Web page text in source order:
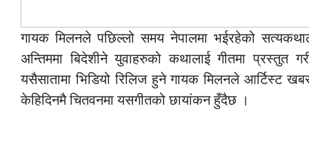
गायक मिलनले पछिल्लो समय नेपालमा भईरहेको
अन्तिममा बिदेशीने युवाहरुको कथालाई गीतमा
यसैसातामा भिडियो रिलिज हुने गायक मिलनले आर्टिस्ट
केहिदिनमै चितवनमा यसगीतको छायांकन हुँदैछ ।